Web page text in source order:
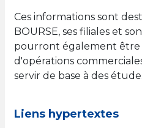
Ces informations sont
BOURSE, ses filiales et
pourront également être
d'opérations
servir de base à des
Liens hypertextes